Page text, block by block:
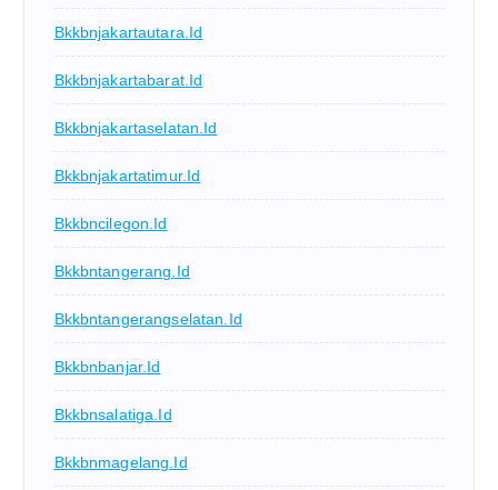
Bkkbnjakartautara.id
Bkkbnjakartabarat.id
Bkkbnjakartaselatan.id
Bkkbnjakartatimur.id
Bkkbncilegon.id
Bkkbntangerang.id
Bkkbntangerangselatan.id
Bkkbnbanjar.id
Bkkbnsalatiga.id
Bkkbnmagelang.id